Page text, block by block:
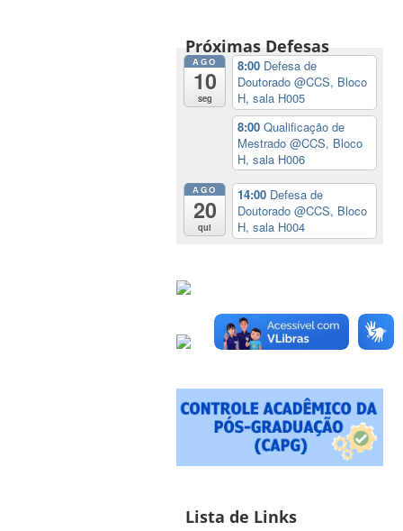
Próximas Defesas
AGO
10
seg
8:00 Defesa de
Doutorado@CCS, Bloco
H, sala H005
8:00Qualificação de
Mestrado@CCS, Bloco
H, sala H006
AGO
20
qui
14:00 Defesa de
Doutorado@CCS, Bloco
H, sala H004
Lista de Links